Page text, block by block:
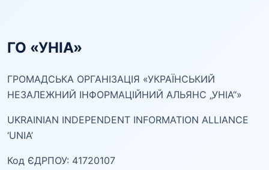
ГО «УНІА»
ГРОМАДСЬКА ОРГАНІЗАЦІЯ «УКРАЇНСЬКИЙ
НЕЗАЛЕЖНИЙ ІНФОРМАЦІЙНИЙ АЛЬЯНС „УНІА“»
UKRAINIAN INDEPENDENT INFORMATION ALLIANCE
‘UNIA’
Код ЄДРПОУ: 41720107